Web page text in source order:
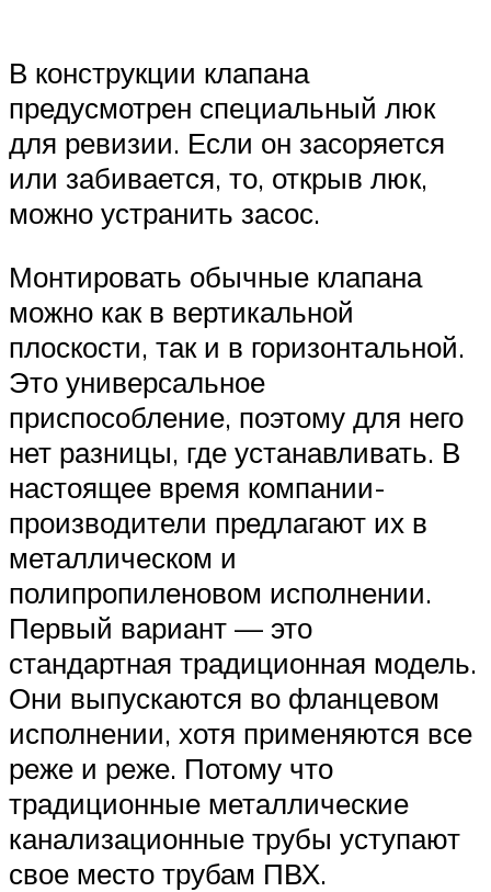
В конструкции клапана
предусмотрен специальный люк
для ревизии. Если он засоряется
или забивается, то, открыв люк,
можно устранить засос.
Монтировать обычные клапана
можно как в вертикальной
плоскости, так и в горизонтальной.
Это универсальное
приспособление, поэтому для него
нет разницы, где устанавливать. В
настоящее время компании-
производители предлагают их в
металлическом и
полипропиленовом исполнении.
Первый вариант — это
стандартная традиционная модель.
Они выпускаются во фланцевом
исполнении, хотя применяются все
реже и реже. Потому что
традиционные металлические
канализационные трубы уступают
свое место трубам ПВХ.